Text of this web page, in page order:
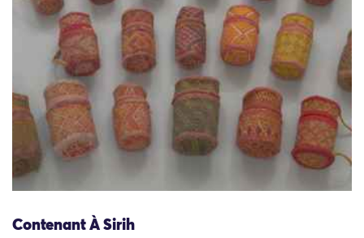
Contenant À Sirih